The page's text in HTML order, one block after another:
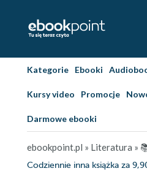
Kategorie Ebooki
Kursy video Promocje
Darmowe ebooki
ebookpoint.pl » Literatura »
Codziennie inna książka za